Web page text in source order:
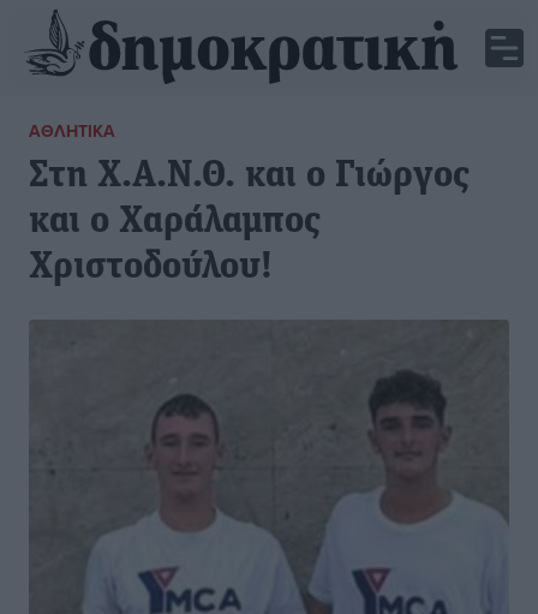
ΑΘΛΗΤΙΚΆ
Στη Χ.Α.Ν.Θ. και ο Γιώργος
και ο Χαράλαμπος
Χριστοδούλου!